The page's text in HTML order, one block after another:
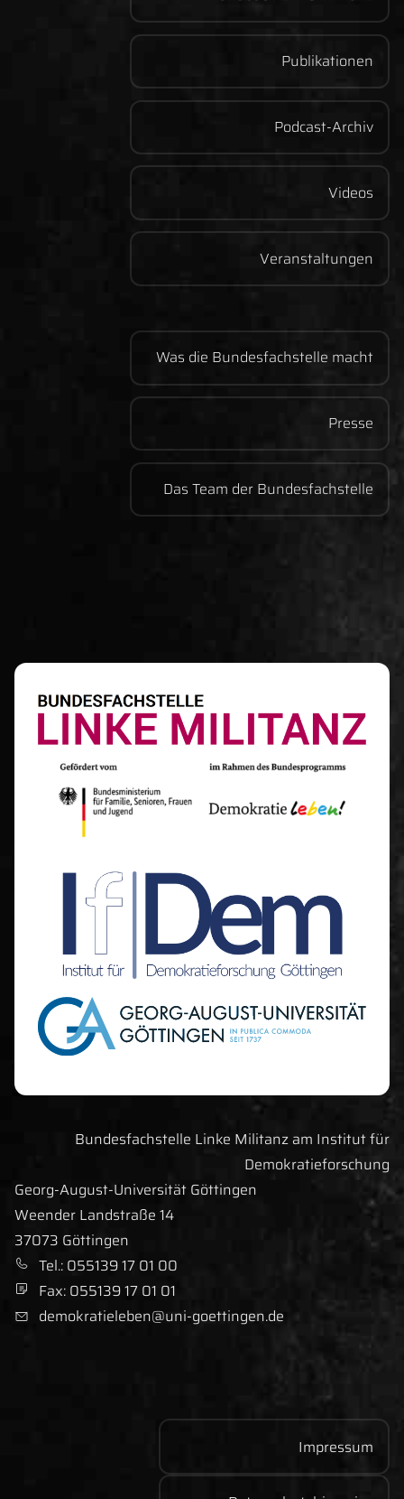
Publikationen
Podcast-Archiv
Videos
Veranstaltungen
Was die Bundesfachstelle macht
Presse
Das Team der Bundesfachstelle
Bundesfachstelle Linke Militanz am Institut für
Demokratieforschung
Georg-August-Universität Göttingen
Straße:
Weender Landstraße 14
Ort:
37073 Göttingen
Telefonnummer
.: 055139 17 01 00
Faxnummer
: 055139 17 01 01
E-Mail-Adresse:
demokratieleben@uni-goettingen.de
Impressum